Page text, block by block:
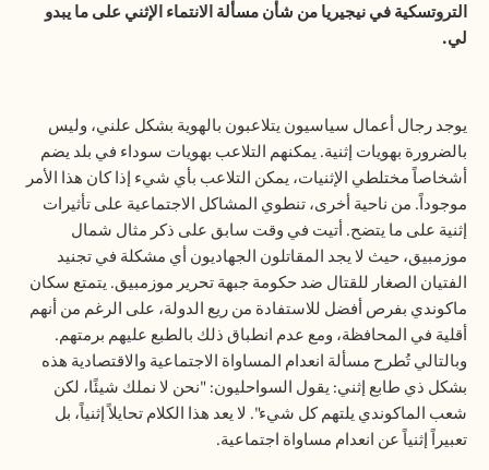
التروتسكية في نيجيريا من شأن مسألة الانتماء الإثني على ما يبدو
لي.
يوجد رجال أعمال سياسيون يتلاعبون بالهوية بشكل علني، وليس
بالضرورة بهويات إثنية. يمكنهم التلاعب بهويات سوداء في بلد يضم
أشخاصاً مختلطي الإثنيات، يمكن التلاعب بأي شيء إذا كان هذا الأمر
موجوداً. من ناحية أخرى، تنطوي المشاكل الاجتماعية على تأثيرات
إثنية على ما يتضح. أتيت في وقت سابق على ذكر مثال شمال
موزمبيق، حيث لا يجد المقاتلون الجهاديون أي مشكلة في تجنيد
الفتيان الصغار للقتال ضد حكومة جبهة تحرير موزمبيق. يتمتع سكان
ماكوندي بفرص أفضل للاستفادة من ريع الدولة، على الرغم من أنهم
أقلية في المحافظة، ومع عدم انطباق ذلك بالطبع عليهم برمتهم.
وبالتالي تُطرح مسألة انعدام المساواة الاجتماعية والاقتصادية هذه
بشكل ذي طابع إثني: يقول السواحليون: "نحن لا نملك شيئًا، لكن
شعب الماكوندي يلتهم كل شيء". لا يعد هذا الكلام تحايلاً إثنياً، بل
تعبيراً إثنياً عن انعدام مساواة اجتماعية.